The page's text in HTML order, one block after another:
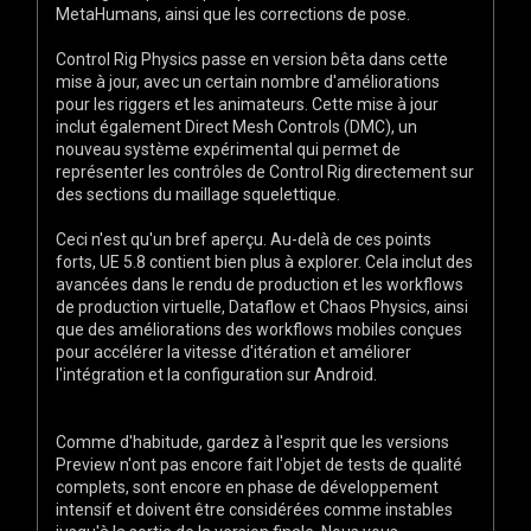
MetaHumans, ainsi que les corrections de pose.
Control Rig Physics passe en version bêta dans cette
mise à jour, avec un certain nombre d'améliorations
pour les riggers et les animateurs. Cette mise à jour
inclut également Direct Mesh Controls (DMC), un
nouveau système expérimental qui permet de
représenter les contrôles de Control Rig directement sur
des sections du maillage squelettique.
Ceci n'est qu'un bref aperçu. Au-delà de ces points
forts, UE 5.8 contient bien plus à explorer. Cela inclut des
avancées dans le rendu de production et les workflows
de production virtuelle, Dataflow et Chaos Physics, ainsi
que des améliorations des workflows mobiles conçues
pour accélérer la vitesse d'itération et améliorer
l'intégration et la configuration sur Android.
Comme d'habitude, gardez à l'esprit que les versions
Preview n'ont pas encore fait l'objet de tests de qualité
complets, sont encore en phase de développement
intensif et doivent être considérées comme instables